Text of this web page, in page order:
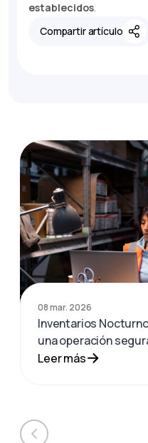
establecidos.
Compartir artículo
08 mar. 2026
Inventarios
una operación
Leer más